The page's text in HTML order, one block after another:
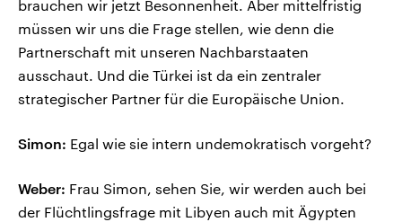
brauchen wir jetzt Besonnenheit. Aber mittelfristig
müssen wir uns die Frage stellen, wie denn die
Partnerschaft mit unseren Nachbarstaaten
ausschaut. Und die Türkei ist da ein zentraler
strategischer Partner für die Europäische Union.
Simon: Egal wie sie intern undemokratisch vorgeht?
Weber: Frau Simon, sehen Sie, wir werden auch bei
der Flüchtlingsfrage mit Libyen auch mit Ägypten